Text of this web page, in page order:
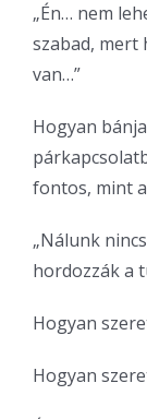
„Én… nem
szabad, mert
van…”
Hogyan
fontos, mint
„Nálunk
hordozzák a
Hogyan
Hogyan